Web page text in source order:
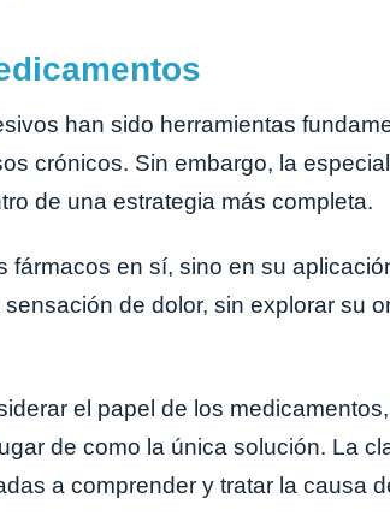
han sido herramientas
crónicos. Sin embargo, la
de una estrategia más completa.
fármacos en sí, sino en su
de dolor, sin explorar su
el papel de los
de como la única solución. La
a comprender y tratar la causa